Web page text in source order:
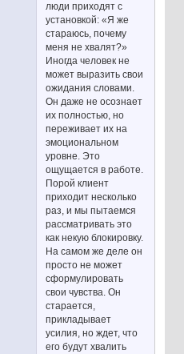
люди приходят с
установкой: «Я же
стараюсь, почему
меня не хвалят?»
Иногда человек не
может выразить свои
ожидания словами.
Он даже не осознает
их полностью, но
переживает их на
эмоциональном
уровне. Это
ощущается в работе.
Порой клиент
приходит несколько
раз, и мы пытаемся
рассматривать это
как некую блокировку.
На самом же деле он
просто не может
сформулировать
свои чувства. Он
старается,
прикладывает
усилия, но ждет, что
его будут хвалить